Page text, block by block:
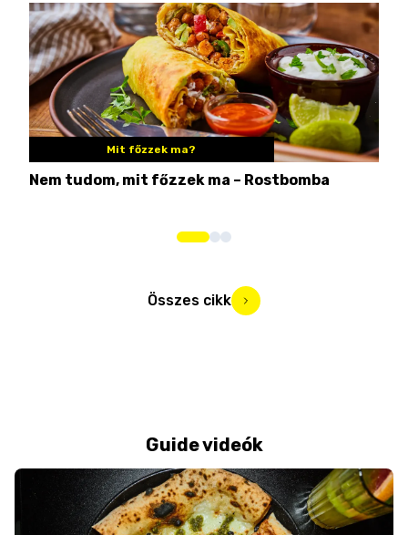
Mit főzzek ma?
Nem tudom, mit főzzek ma – Rostbomba
Összes cikk
Guide videók